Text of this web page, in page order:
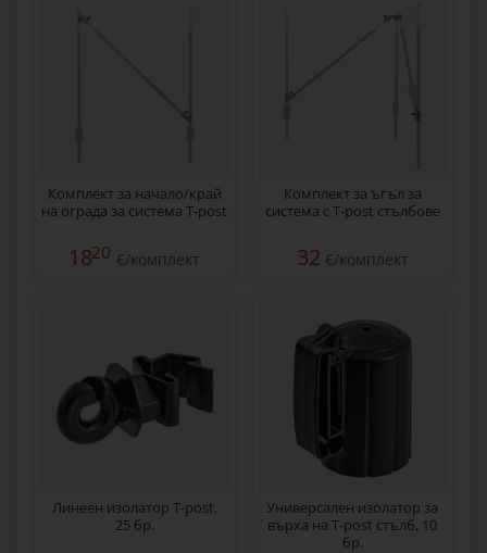
Комплект за начало/край
на ограда за система T-post
1820 €/комплект
Комплект за ъгъл за
система с T-post стълбове
32 €/комплект
Линеен изолатор T-post,
25 бр.
Универсален изолатор за
върха на T-post стълб, 10
бр.